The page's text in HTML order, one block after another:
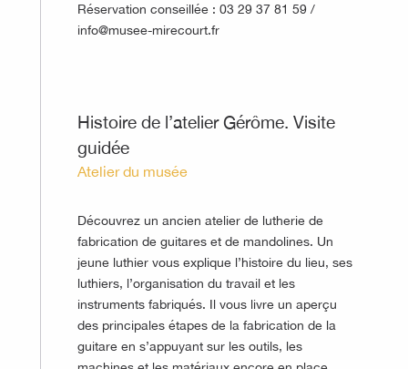
Réservation conseillée : 03 29 37 81 59 /
info@musee-mirecourt.fr
Histoire de l’atelier Gérôme. Visite
guidée
Atelier du musée
Découvrez un ancien atelier de lutherie de
fabrication de guitares et de mandolines. Un
jeune luthier vous explique l’histoire du lieu, ses
luthiers, l’organisation du travail et les
instruments fabriqués. Il vous livre un aperçu
des principales étapes de la fabrication de la
guitare en s’appuyant sur les outils, les